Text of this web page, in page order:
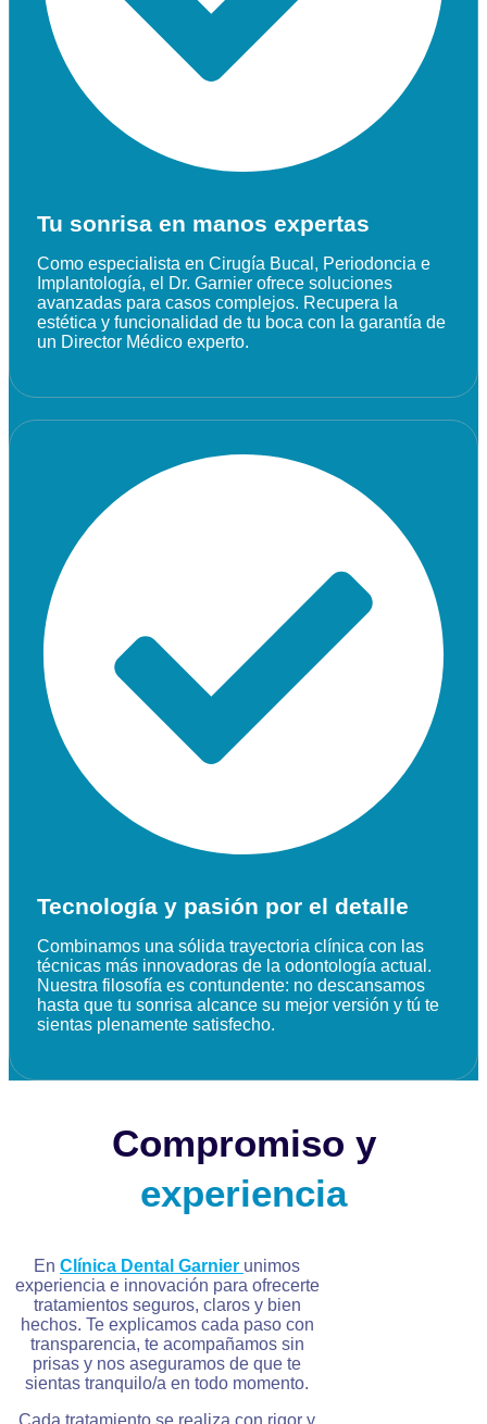
Tu sonrisa en manos expertas
Como especialista en Cirugía Bucal, Periodoncia e
Implantología, el Dr. Garnier ofrece soluciones
avanzadas para casos complejos. Recupera la
estética y funcionalidad de tu boca con la garantía de
un Director Médico experto.
Tecnología y pasión por el detalle
Combinamos una sólida trayectoria clínica con las
técnicas más innovadoras de la odontología actual.
Nuestra filosofía es contundente: no descansamos
hasta que tu sonrisa alcance su mejor versión y tú te
sientas plenamente satisfecho.
Compromiso y
experiencia
En Clínica Dental Garnier unimos
experiencia e innovación para ofrecerte
tratamientos seguros, claros y bien
hechos. Te explicamos cada paso con
transparencia, te acompañamos sin
prisas y nos aseguramos de que te
sientas tranquilo/a en todo momento.